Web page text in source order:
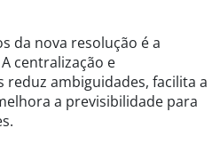
da nova resolução é a
centralização e
reduz ambiguidades, facilita a
a previsibilidade para